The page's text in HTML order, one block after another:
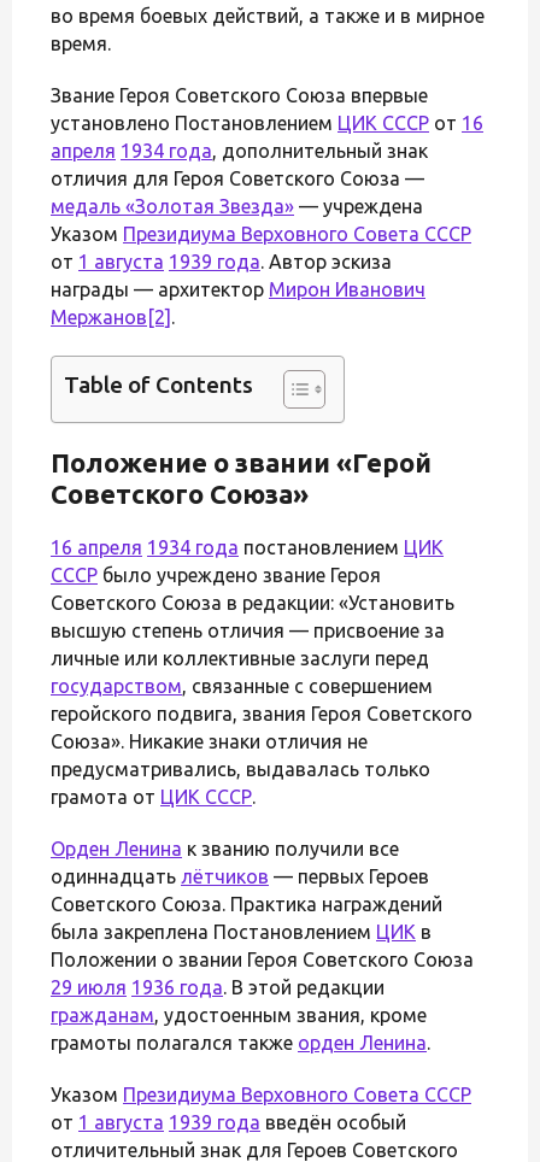
во время боевых действий, а также и в мирное
время.
Звание Героя Советского Союза впервые
установлено Постановлением ЦИК СССР от 16
апреля 1934 года, дополнительный знак
отличия для Героя Советского Союза —
медаль «Золотая Звезда» — учреждена
Указом Президиума Верховного Совета СССР
от 1 августа 1939 года. Автор эскиза
награды — архитектор Мирон Иванович
Мержанов [2] .
Table of Contents
Положение о звании «Герой
Советского Союза»
16 апреля 1934 года постановлением ЦИК
СССР было учреждено звание Героя
Советского Союза в редакции: «Установить
высшую степень отличия — присвоение за
личные или коллективные заслуги перед
государством, связанные с совершением
геройского подвига, звания Героя Советского
Союза». Никакие знаки отличия не
предусматривались, выдавалась только
грамота от ЦИК СССР.
Орден Ленина к званию получили все
одиннадцать лётчиков — первых Героев
Советского Союза. Практика награждений
была закреплена Постановлением ЦИК в
Положении о звании Героя Советского Союза
29 июля 1936 года. В этой редакции
гражданам, удостоенным звания, кроме
грамоты полагался также орден Ленина.
Указом Президиума Верховного Совета СССР
от 1 августа 1939 года введён особый
отличительный знак для Героев Советского